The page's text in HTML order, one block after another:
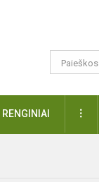
RENGINIAI